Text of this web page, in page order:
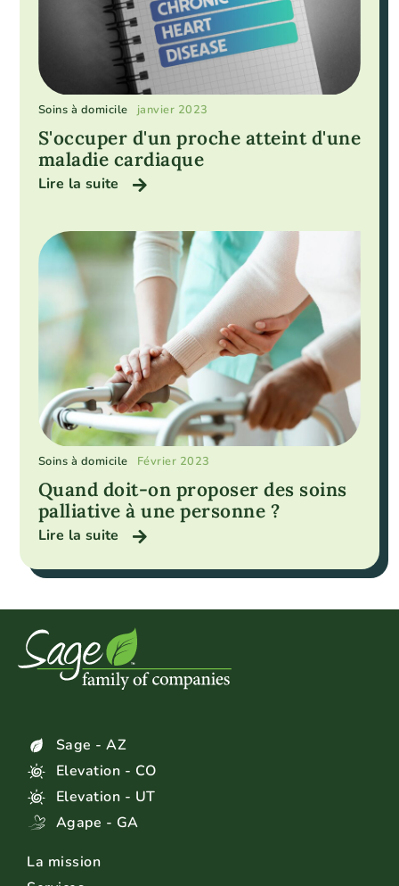
Soins à domicile janvier 2023
S'occuper d'un proche atteint d'une
maladie cardiaque
Lire la suite
Soins à domicile Février 2023
Quand doit-on proposer des soins
palliative à une personne ?
Lire la suite
Sage - AZ
Elevation - CO
Elevation - UT
Agape - GA
La mission